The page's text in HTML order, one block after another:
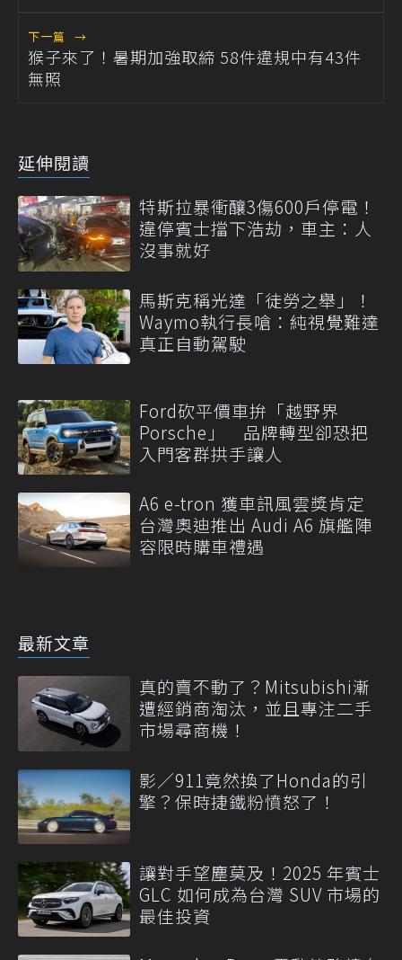
下一篇 →
猴子來了！暑期加強取締 58件違規中有43件
無照
延伸閱讀
特斯拉暴衝釀3傷600戶停電！
違停賓士擋下浩劫，車主：人
沒事就好
馬斯克稱光達「徒勞之舉」！
Waymo執行長嗆：純視覺難達
真正自動駕駛
Ford砍平價車拚「越野界
Porsche」 品牌轉型卻恐把
入門客群拱手讓人
A6 e-tron 獲車訊風雲獎肯定
台灣奧迪推出 Audi A6 旗艦陣
容限時購車禮遇
最新文章
真的賣不動了？Mitsubishi漸
遭經銷商淘汰，並且專注二手
市場尋商機！
影／911竟然換了Honda的引
擎？保時捷鐵粉憤怒了！
讓對手望塵莫及！2025 年賓士
GLC 如何成為台灣 SUV 市場的
最佳投資